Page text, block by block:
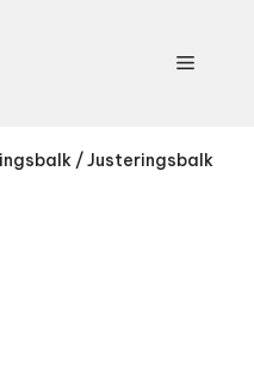
Meny
/ Justeringsbalk